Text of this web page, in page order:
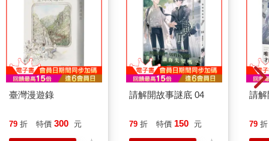
臺灣漫遊錄
79 折 特價 300 元
請解開故事謎底 04
79 折 特價 150 元
請解
79 折